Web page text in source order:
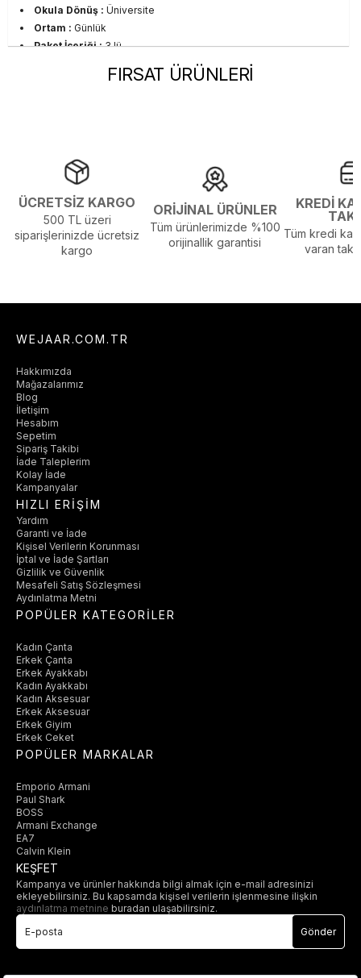
Okula Dönüş : Üniversite
Ortam : Günlük
Paket İçeriği :3 lü
FIRSAT ÜRÜNLERİ
ÜCRETSİZ KARGO
500 TL üzeri
siparişlerinizde ücretsiz
kargo
ORİJİNAL ÜRÜNLER
Tüm ürünlerimizde %100
orijinallik garantisi
KREDİ
Tüm kredi
varan
WEJAAR.COM.TR
Hakkımızda
Mağazalarımız
Blog
İletişim
Hesabım
Sepetim
Sipariş Takibi
İade Taleplerim
Kolay İade
Kampanyalar
HIZLI ERİŞİM
Yardım
Garanti ve İade
Kişisel Verilerin Korunması
İptal ve İade Şartları
Gizlilik ve Güvenlik
Mesafeli Satış Sözleşmesi
Aydınlatma Metni
POPÜLER KATEGORİLER
Kadın Çanta
Erkek Çanta
Erkek Ayakkabı
Kadın Ayakkabı
Kadın Aksesuar
Erkek Aksesuar
Erkek Giyim
Erkek Ceket
POPÜLER MARKALAR
Emporio Armani
Paul Shark
BOSS
Armani Exchange
EA7
Calvin Klein
KEŞFET
Kampanya ve ürünler hakkında bilgi almak için e-mail adresinizi
ekleyebilirsiniz. Bu kapsamda kişisel verilerin işlenmesine ilişkin
aydınlatma metnine buradan ulaşabilirsiniz.
Gönder